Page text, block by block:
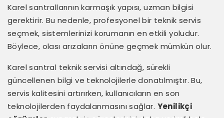
Karel santrallarının karmaşık yapısı, uzman bilgisi
gerektirir. Bu nedenle, profesyonel bir teknik servis
seçmek, sistemlerinizi korumanın en etkili yoludur.
Böylece, olası arızaların önüne geçmek mümkün olur.
Karel santral teknik servisi altındağ, sürekli
güncellenen bilgi ve teknolojilerle donatılmıştır. Bu,
servis kalitesini artırırken, kullanıcıların en son
teknolojilerden faydalanmasını sağlar. Yenilikçi